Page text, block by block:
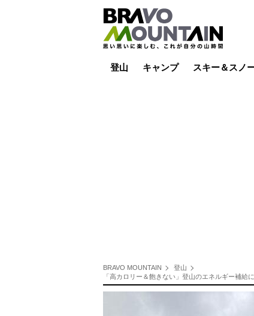
登山 キャンプ スキー＆スノ
BRAVO MOUNTAIN
登山
「高カロリー＆飽きない」登山のエネルギー補給